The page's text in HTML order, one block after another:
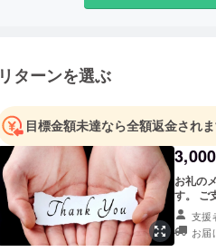
リターンを選ぶ
目標金額未達なら全額返金され
3,000
お礼の
す。 ご
支援
お届